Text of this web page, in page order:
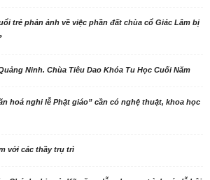
trẻ phản ảnh về việc phần đất chùa cổ Giác Lâm bị
Ninh. Chùa Tiêu Dao Khóa Tu Học Cuối Năm
hoá nghi lễ Phật giáo” cần có nghệ thuật, khoa học
với các thầy trụ trì